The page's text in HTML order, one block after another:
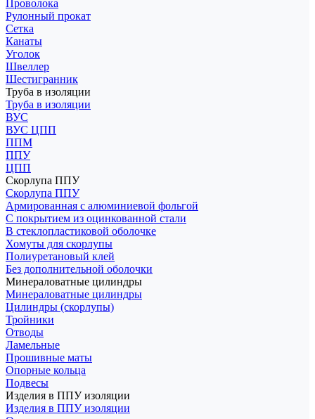
Проволока
Рулонный прокат
Сетка
Канаты
Уголок
Швеллер
Шестигранник
Труба в изоляции
Труба в изоляции
ВУС
ВУС ЦПП
ППМ
ППУ
ЦПП
Скорлупа ППУ
Скорлупа ППУ
Армированная с алюминиевой фольгой
С покрытием из оцинкованной стали
В стеклопластиковой оболочке
Хомуты для скорлупы
Полиуретановый клей
Без дополнительной оболочки
Минераловатные цилиндры
Минераловатные цилиндры
Цилиндры (скорлупы)
Тройники
Отводы
Ламельные
Прошивные маты
Опорные кольца
Подвесы
Изделия в ППУ изоляции
Изделия в ППУ изоляции